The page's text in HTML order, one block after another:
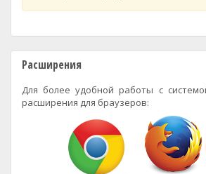
Расширения
Для более удобной работы с
расширения для браузеров: